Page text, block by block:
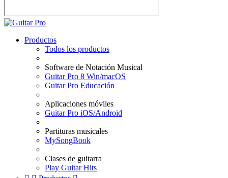
Productos
Todos los productos
Software de Notación Musical
Guitar Pro 8 Win/macOS
Guitar Pro Educación
Aplicaciones móviles
Guitar Pro iOS/Android
Partituras musicales
MySongBook
Clases de guitarra
Play Guitar Hits